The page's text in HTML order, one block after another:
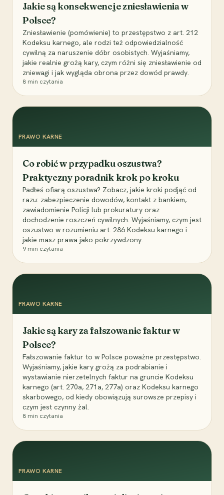
Jakie są konsekwencje zniesławienia w
Polsce?
Zniesławienie (pomówienie) to przestępstwo z art. 212
Kodeksu karnego, ale rodzi też odpowiedzialność
cywilną za naruszenie dóbr osobistych. Wyjaśniamy,
jakie realnie grożą kary, czym różni się zniesławienie od
zniewagi i jak wygląda obrona przez dowód prawdy.
8 min czytania
PRAWO KARNE
Co robić w przypadku oszustwa?
Praktyczny poradnik krok po kroku
Padłeś ofiarą oszustwa? Zobacz, jakie kroki podjąć od
razu: zabezpieczenie dowodów, kontakt z bankiem,
zawiadomienie Policji lub prokuratury oraz
dochodzenie roszczeń cywilnych. Wyjaśniamy, czym jest
oszustwo w rozumieniu art. 286 Kodeksu karnego i
jakie masz prawa jako pokrzywdzony.
9 min czytania
PRAWO KARNE
Jakie są kary za fałszowanie faktur w
Polsce?
Fałszowanie faktur to w Polsce poważne przestępstwo.
Wyjaśniamy, jakie kary grożą za podrabianie i
wystawianie nierzetelnych faktur na gruncie Kodeksu
karnego (art. 270a, 271a, 277a) oraz Kodeksu karnego
skarbowego, od kiedy obowiązują surowsze przepisy i
czym jest czynny żal.
8 min czytania
PRAWO KARNE